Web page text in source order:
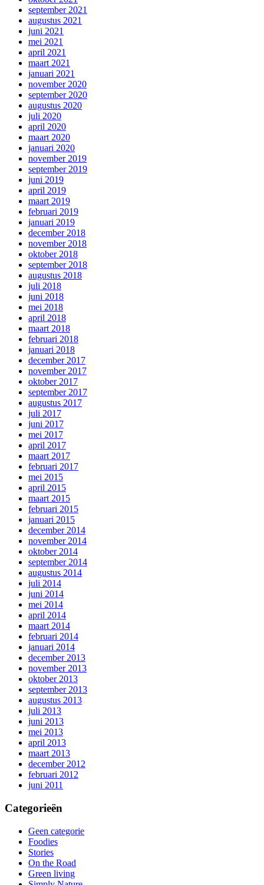
september 2021
augustus 2021
juni 2021
mei 2021
april 2021
maart 2021
januari 2021
november 2020
september 2020
augustus 2020
juli 2020
april 2020
maart 2020
januari 2020
november 2019
september 2019
juni 2019
april 2019
maart 2019
februari 2019
januari 2019
december 2018
november 2018
oktober 2018
september 2018
augustus 2018
juli 2018
juni 2018
mei 2018
april 2018
maart 2018
februari 2018
januari 2018
december 2017
november 2017
oktober 2017
september 2017
augustus 2017
juli 2017
juni 2017
mei 2017
april 2017
maart 2017
februari 2017
mei 2015
april 2015
maart 2015
februari 2015
januari 2015
december 2014
november 2014
oktober 2014
september 2014
augustus 2014
juli 2014
juni 2014
mei 2014
april 2014
maart 2014
februari 2014
januari 2014
december 2013
november 2013
oktober 2013
september 2013
augustus 2013
juli 2013
juni 2013
mei 2013
april 2013
maart 2013
december 2012
februari 2012
juni 2011
Categorieën
Geen categorie
Foodies
Stories
On the Road
Green living